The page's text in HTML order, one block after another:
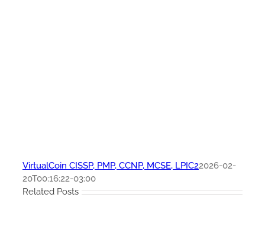
VirtualCoin CISSP, PMP, CCNP, MCSE, LPIC22026-02-
20T00:16:22-03:00
Related Posts